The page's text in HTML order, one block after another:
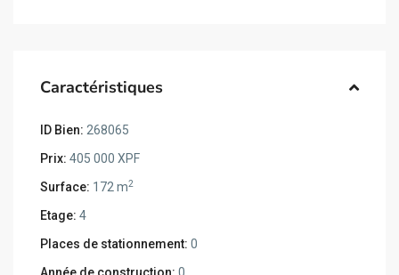
Caractéristiques
ID Bien: 268065
Prix: 405 000 XPF
Surface: 172 m2
Etage: 4
Places de stationnement: 0